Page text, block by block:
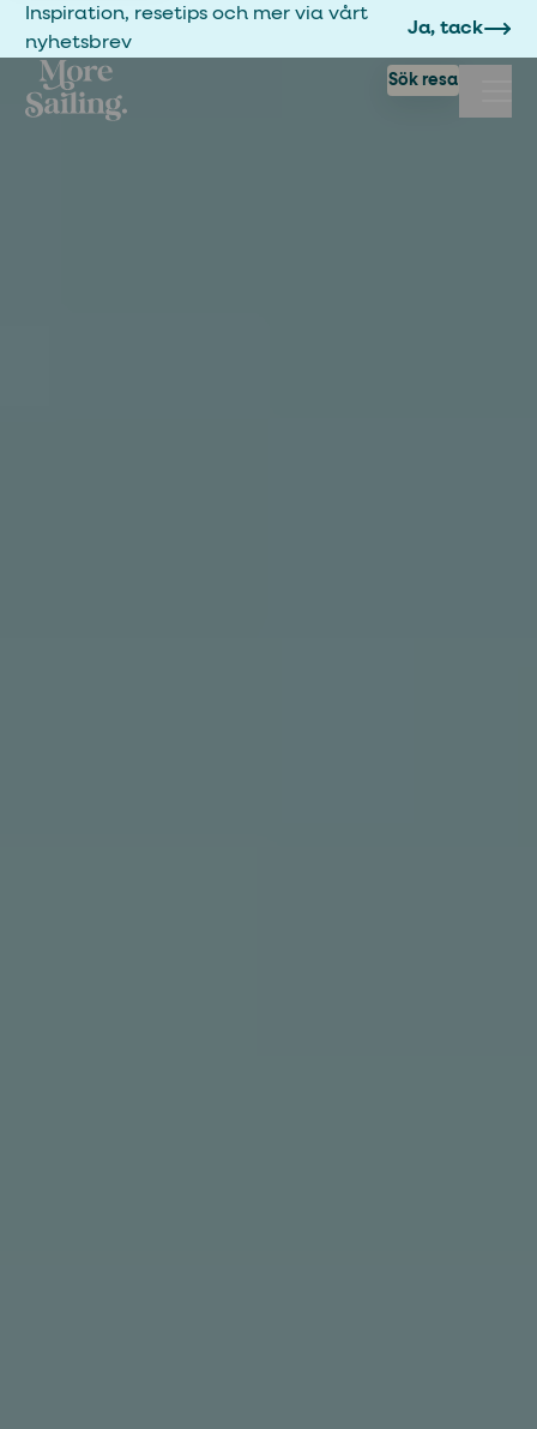
Inspiration, resetips och mer via vårt
nyhetsbrev
Ja, tack
Sök resa